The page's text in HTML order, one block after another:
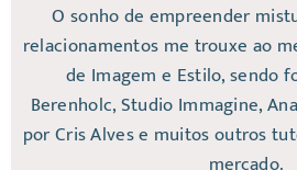
O sonho de empreender
relacionamentos me trouxe ao
de Imagem e Estilo, sendo
Berenholc, Studio Immagine,
por Cris Alves e muitos outros